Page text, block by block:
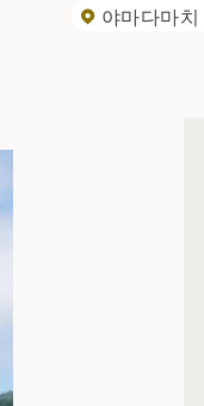
야마다마치